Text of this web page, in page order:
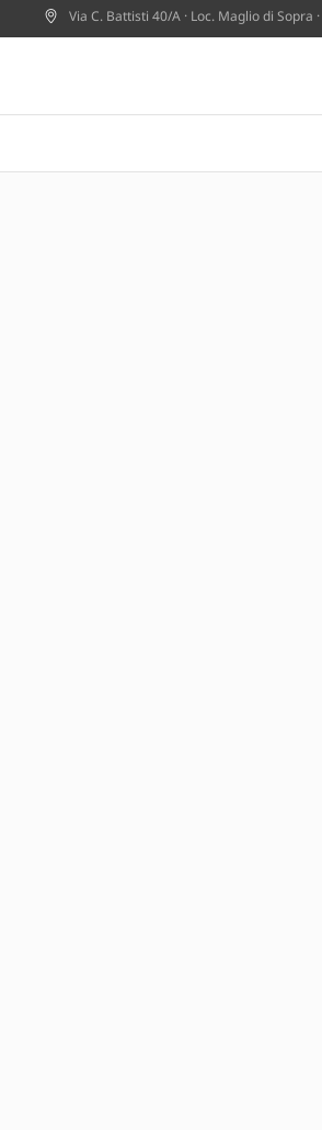
Via C. Battisti 40/A · Loc. Maglio di Sopra ·